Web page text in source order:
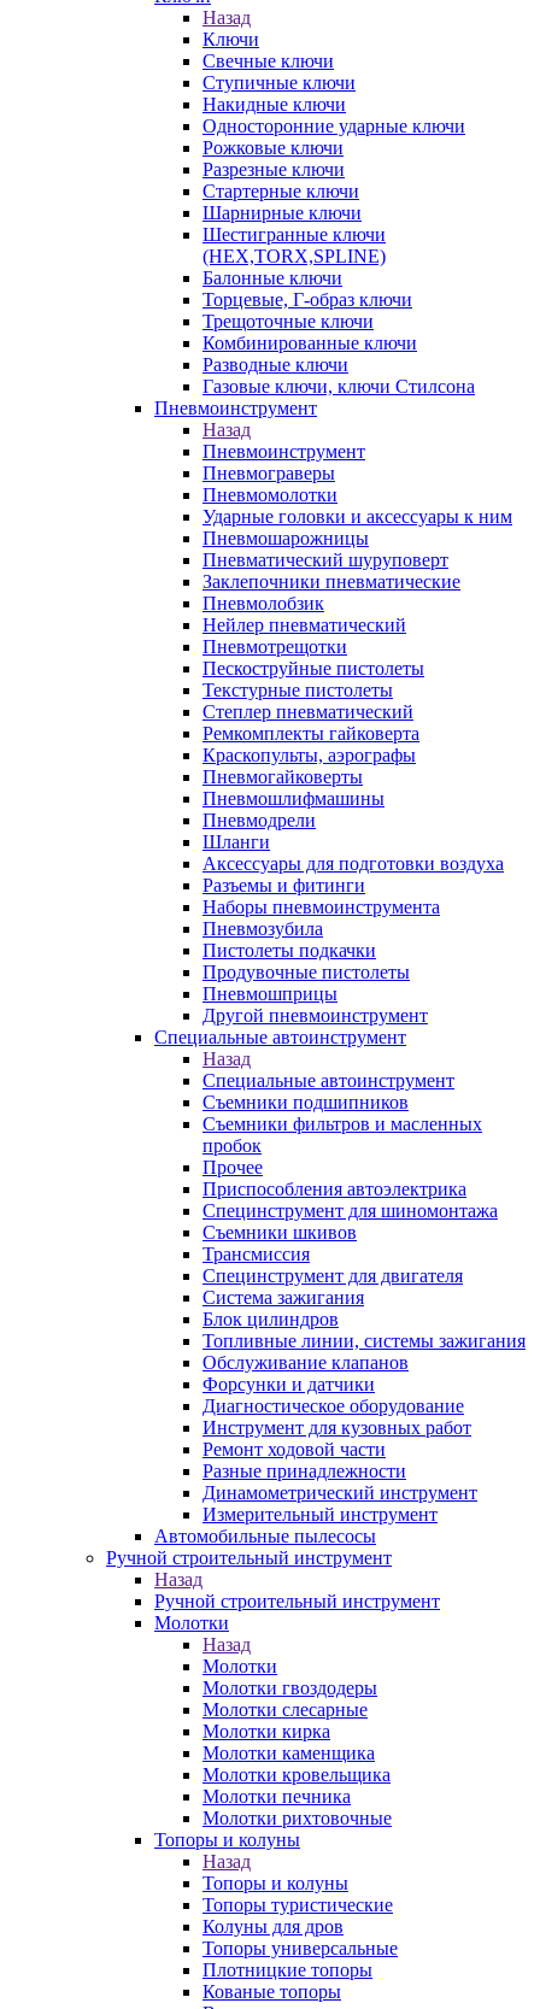
Назад
Ключи
Свечные ключи
Ступичные ключи
Накидные ключи
Односторонние ударные ключи
Рожковые ключи
Разрезные ключи
Стартерные ключи
Шарнирные ключи
Шестигранные ключи
(HEX,TORX,SPLINE)
Балонные ключи
Торцевые, Г-образ ключи
Трещоточные ключи
Комбинированные ключи
Разводные ключи
Газовые ключи, ключи Стилсона
Пневмоинструмент
Назад
Пневмоинструмент
Пневмограверы
Пневмомолотки
Ударные головки и аксессуары к ним
Пневмошарожницы
Пневматический шуруповерт
Заклепочники пневматические
Пневмолобзик
Нейлер пневматический
Пневмотрещотки
Пескоструйные пистолеты
Текстурные пистолеты
Степлер пневматический
Ремкомплекты гайковерта
Краскопульты, аэрографы
Пневмогайковерты
Пневмошлифмашины
Пневмодрели
Шланги
Аксессуары для подготовки воздуха
Разъемы и фитинги
Наборы пневмоинструмента
Пневмозубила
Пистолеты подкачки
Продувочные пистолеты
Пневмошприцы
Другой пневмоинструмент
Специальные автоинструмент
Назад
Специальные автоинструмент
Съемники подшипников
Съемники фильтров и масленных
пробок
Прочее
Приспособления автоэлектрика
Специнструмент для шиномонтажа
Съемники шкивов
Трансмиссия
Специнструмент для двигателя
Система зажигания
Блок цилиндров
Топливные линии, системы зажигания
Обслуживание клапанов
Форсунки и датчики
Диагностическое оборудование
Инструмент для кузовных работ
Ремонт ходовой части
Разные принадлежности
Динамометрический инструмент
Измерительный инструмент
Автомобильные пылесосы
Ручной строительный инструмент
Назад
Ручной строительный инструмент
Молотки
Назад
Молотки
Молотки гвоздодеры
Молотки слесарные
Молотки кирка
Молотки каменщика
Молотки кровельщика
Молотки печника
Молотки рихтовочные
Топоры и колуны
Назад
Топоры и колуны
Топоры туристические
Колуны для дров
Топоры универсальные
Плотницкие топоры
Кованые топоры